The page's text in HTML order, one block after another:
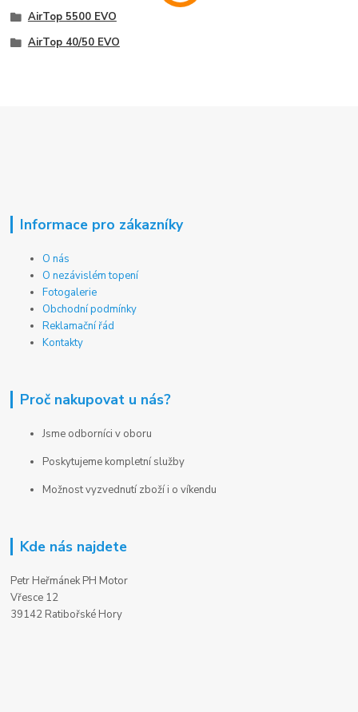
AirTop 5500 EVO
AirTop 40/50 EVO
Informace pro zákazníky
O nás
O nezávislém topení
Fotogalerie
Obchodní podmínky
Reklamační řád
Kontakty
Proč nakupovat u nás?
Jsme odborníci v oboru
Poskytujeme kompletní služby
Možnost vyzvednutí zboží i o víkendu
Kde nás najdete
Petr Heřmánek PH Motor
Vřesce 12
39142 Ratibořské Hory